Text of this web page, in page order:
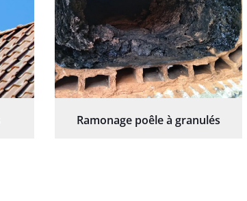
Ramonage poêle à granulés